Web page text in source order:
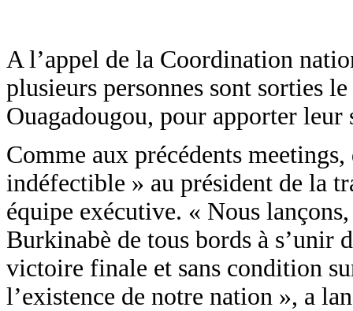
A l’appel de la Coordination
plusieurs personnes sont sorties
Ouagadougou, pour apporter
Comme aux précédents
indéfectible » au président de la
équipe exécutive. « Nous
Burkinabè de tous bords à s’unir
victoire finale et sans condition
l’existence de notre nation », a